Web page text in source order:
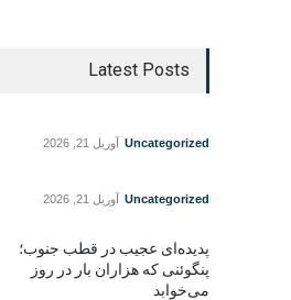
Latest Posts
Uncategorized آوریل 21, 2026
Uncategorized آوریل 21, 2026
پدیده‌ای عجیب در قطب جنوب؛
پنگوئنی که هزاران بار در روز
می‌خوابد